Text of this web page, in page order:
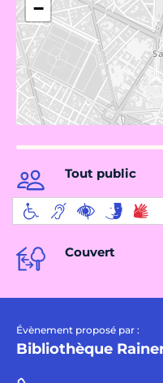
−
Tout public
Couvert
Évènement proposé par :
Bibliothèque